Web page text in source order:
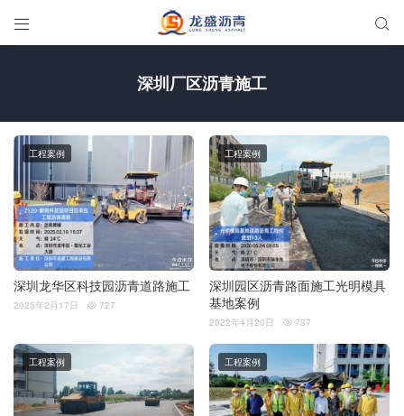
 
深圳厂区沥青施工
深圳龙华区科技园沥青道路施工
工程案例
2025年2月17日  727
深圳园区沥青路面施工光明模具
基地案例
工程案例
2022年4月20日  737
工程案例 工程案例